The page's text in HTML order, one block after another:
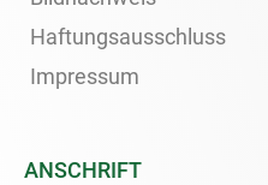
Haftungsausschluss
Impressum
ANSCHRIFT